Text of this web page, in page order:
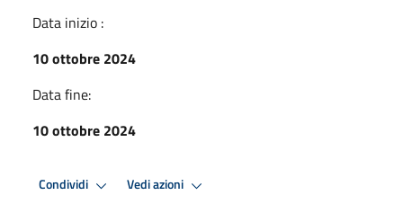
Data inizio :
10 ottobre 2024
Data fine:
10 ottobre 2024
Condividi Vedi azioni